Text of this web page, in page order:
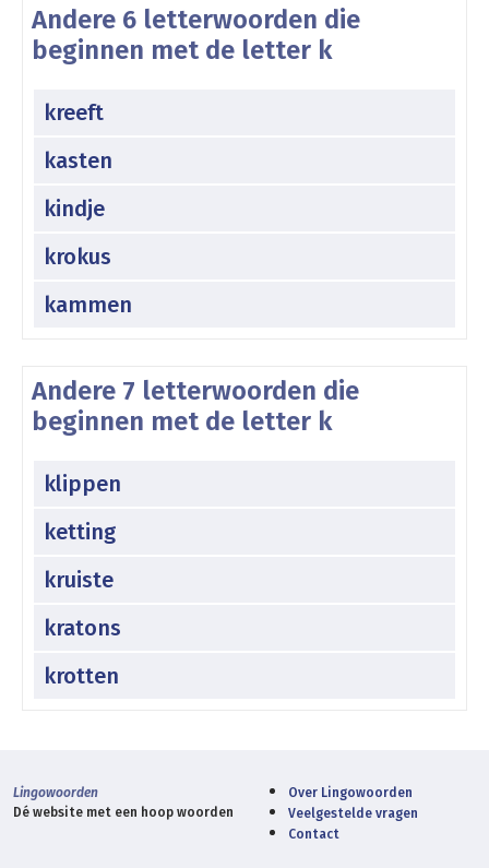
Andere 6 letterwoorden die
beginnen met de letter k
kreeft
kasten
kindje
krokus
kammen
Andere 7 letterwoorden die
beginnen met de letter k
klippen
ketting
kruiste
kratons
krotten
Lingowoorden
Dé website met een hoop woorden
Over Lingowoorden
Veelgestelde vragen
Contact